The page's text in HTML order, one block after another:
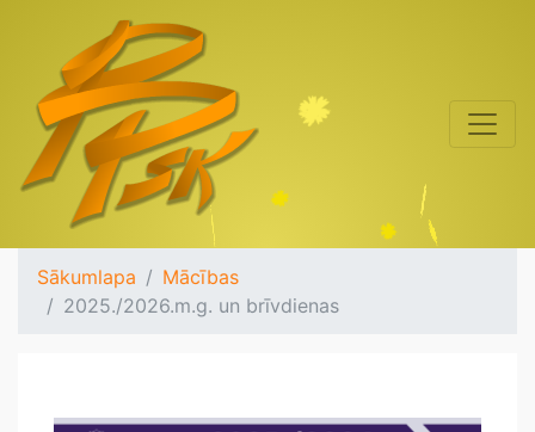
Sākumlapa
Mācības
2025./2026.m.g. un brīvdienas